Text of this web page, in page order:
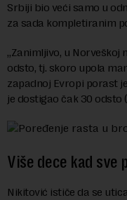
Srbiji bio veći samo u
za sada kompletiranim
„Zanimljivo, u Norveškoj
odsto, tj. skoro upola
zapadnoj Evropi porast
je dostigao čak 30 odsto
Više dece kad sve
Nikitović ističe da se